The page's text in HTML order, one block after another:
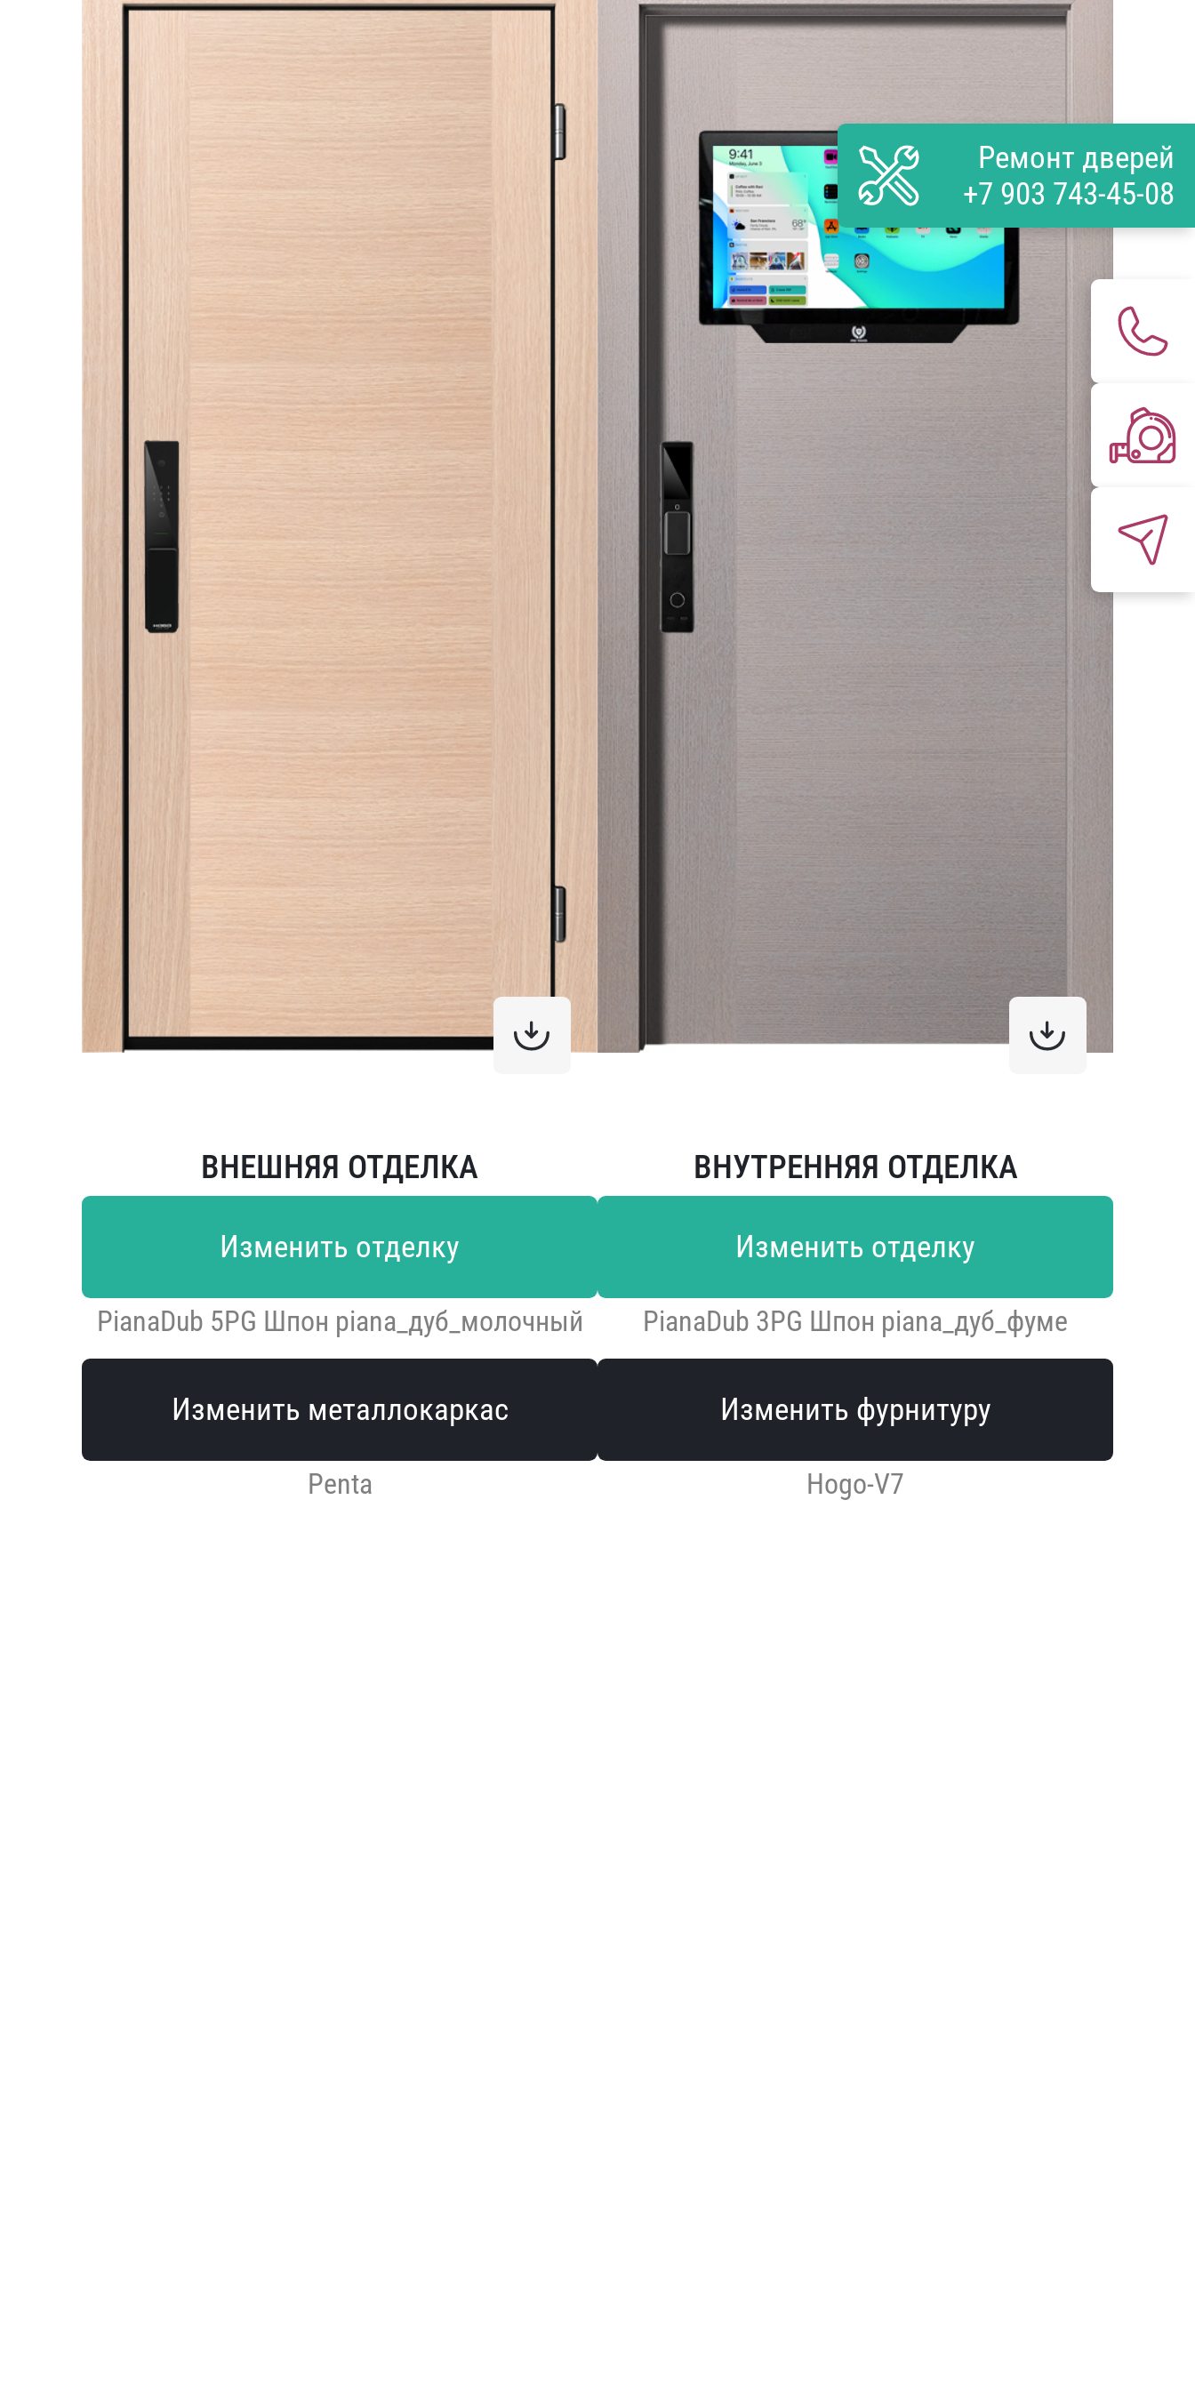
ВНЕШНЯЯ ОТДЕЛКА
Изменить отделку
PianaDub 5PG Шпон piana_дуб_молочный
Изменить металлокаркас
Penta
ВНУТРЕННЯЯ ОТДЕЛКА
Изменить отделку
PianaDub 3PG Шпон piana_дуб_фуме
Изменить фурнитуру
Hogo-V7
Ремонт дверей
+7 903 743-45-08